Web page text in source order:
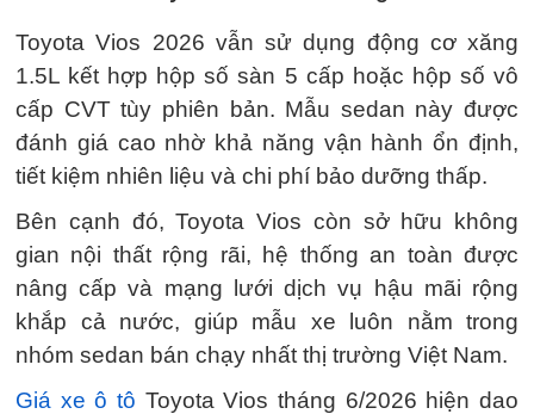
Toyota Vios 2026 vẫn sử dụng động cơ xăng
1.5L kết hợp hộp số sàn 5 cấp hoặc hộp số vô
cấp CVT tùy phiên bản. Mẫu sedan này được
đánh giá cao nhờ khả năng vận hành ổn định,
tiết kiệm nhiên liệu và chi phí bảo dưỡng thấp.
Bên cạnh đó, Toyota Vios còn sở hữu không
gian nội thất rộng rãi, hệ thống an toàn được
nâng cấp và mạng lưới dịch vụ hậu mãi rộng
khắp cả nước, giúp mẫu xe luôn nằm trong
nhóm sedan bán chạy nhất thị trường Việt Nam.
Giá xe ô tô Toyota Vios tháng 6/2026 hiện dao